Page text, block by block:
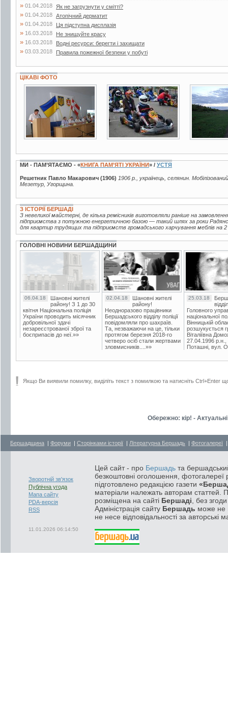
» 01.04.2018 Як не загрузнути у смітті?
» 01.04.2018 Атопічний дерматит
» 01.04.2018 Ця підступна дисплазія
» 16.03.2018 Не знищуйте красу
» 16.03.2018 Водні ресурси: берегти і захищати
» 03.03.2018 Правила пожежної безпеки у побуті
ЦІКАВІ ФОТО
3 фото 3 фото 11 фото
МИ - ПАМ’ЯТАЄМО - «КНИГА ПАМ’ЯТІ УКРАЇНИ» / УСТЯ
Решетник Павло Макарович (1906) 1906 р., українець, селянин.
Мезетур, Угорщина.
З ІСТОРІЇ БЕРШАДІ
З невеликої майстерні, де кілька ремісників виготовляли раніше на
підприємства з потужною енергетичною базою — такий шлях за роки
для квартир трудящих та підприємств громадського харчування меблів на
ГОЛОВНІ НОВИНИ БЕРШАДЩИНИ
06.04.18
Шановні жителі
району! З 1 до 30
квітня Національна поліція
України проводить місячник
добровільної здачі
незареєстрованої зброї та
боєприпасів до неї.»»
02.04.18
Шановні жителі
району!
Неодноразово працівники
Бершадського відділу поліції
повідомляли про шахраїв.
Та, незважаючи на це, тільки
протягом березня 2018-го
четверо осіб стали жертвами
зловмисників....»»
25.03.18
Головного
національної
Вінницькій
розшукується
Віталіївна
27.04.1996 р.н.,
Поташні, вул.
Якщо Ви виявили помилку, виділіть текст з помилкою та натисніть Ctrl+Enter
Обережно: кір! -
Бершадщина | Форуми | Сторінками історії | Літературна Бершадь | Фотогалереї
Зворотній зв'язок
Публічна угода
Мапа сайту
PDA-версія
RSS
11.01.2026 06:14:50
Цей сайт - про Бершадь та
безкоштовні оголошення, фотогалереї
підготовлено редакцією газети
матеріали належать авторам статтей.
розміщена на сайті Бершаді , без
Адміністрація сайту Бершадь може не
не несе відповідальності за авторські